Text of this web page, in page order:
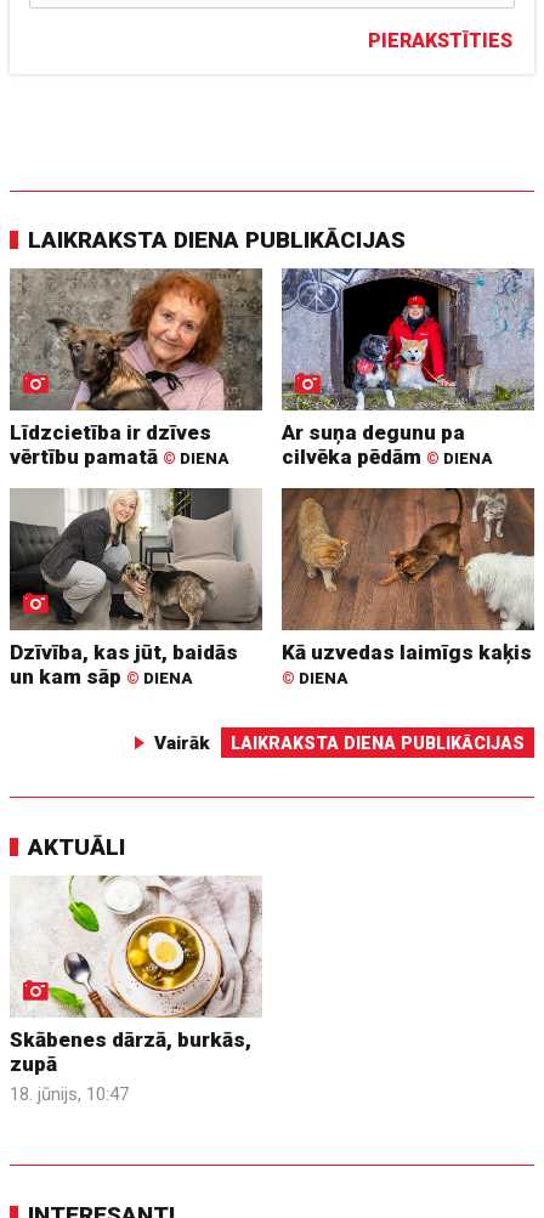
PIERAKSTĪTIES
LAIKRAKSTA DIENA PUBLIKĀCIJAS
Līdzcietība ir dzīves
vērtību pamatā © DIENA
Ar suņa degunu pa
cilvēka pēdām © DIENA
Dzīvība, kas jūt, baidās
un kam sāp © DIENA
Kā uzvedas laimīgs kaķis
© DIENA
Vairāk LAIKRAKSTA DIENA PUBLIKĀCIJAS
AKTUĀLI
Skābenes dārzā, burkās,
zupā
18. jūnijs, 10:47